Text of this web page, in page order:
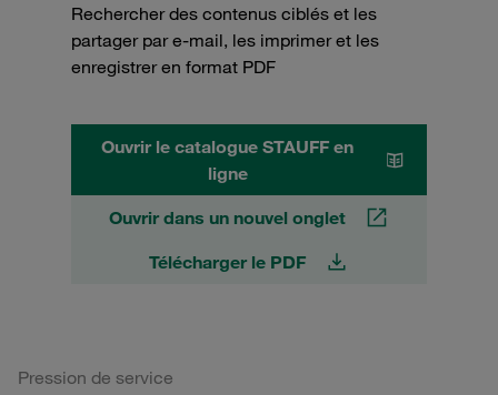
Rechercher des contenus ciblés et les
partager par e-mail, les imprimer et les
enregistrer en format PDF
Ouvrir le catalogue STAUFF en
ligne
Ouvrir dans un nouvel onglet
Télécharger le PDF
Pression de service